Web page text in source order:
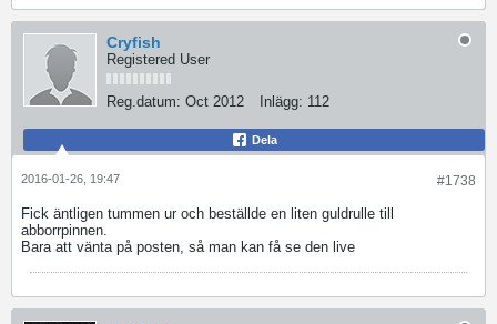
Cryfish
Registered User
Reg.datum: Oct 2012 Inlägg: 112
Dela
#1738
2016-01-26, 19:47
Fick äntligen tummen ur och beställde en liten guldrulle till
abborrpinnen.
Bara att vänta på posten, så man kan få se den live